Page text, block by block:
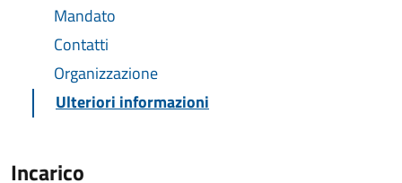
Mandato
Contatti
Organizzazione
Ulteriori informazioni
Incarico